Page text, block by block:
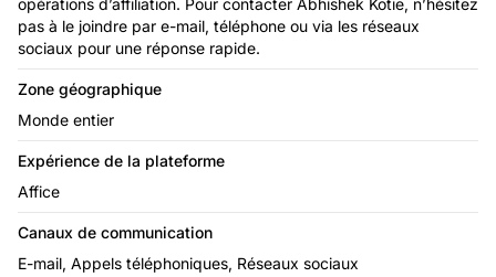
pas à le joindre par e-mail, téléphone ou via les réseaux
sociaux pour une réponse rapide.
Zone géographique
Monde entier
Expérience de la plateforme
Affice
Canaux de communication
E-mail, Appels téléphoniques, Réseaux sociaux